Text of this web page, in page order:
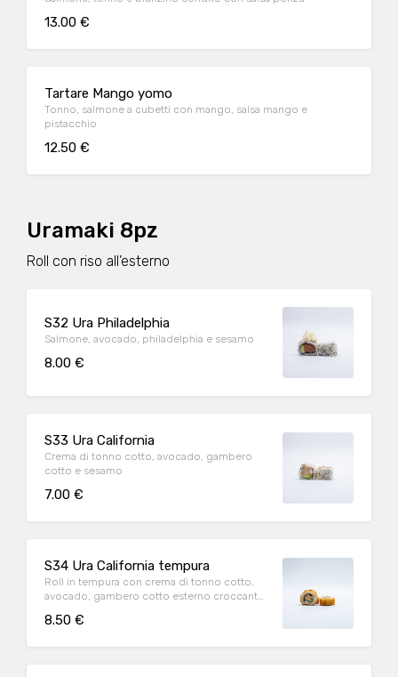
13.00 €
Tartare Mango yomo
Tonno, salmone a cubetti con mango, salsa mango e
pistacchio
12.50 €
Uramaki 8pz
Roll con riso all’esterno
S32 Ura Philadelphia
Salmone, avocado, philadelphia e sesamo
8.00 €
S33 Ura California
Crema di tonno cotto, avocado, gambero
cotto e sesamo
7.00 €
S34 Ura California tempura
Roll in tempura con crema di tonno cotto,
avocado, gambero cotto esterno croccante
8.50 €